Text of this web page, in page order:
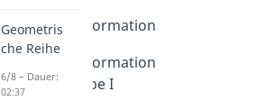
Fourier Transformation
Dauer: 03:58
Fourier Transformation
Übungsaufgabe I
Geometris
che Reihe
6/8 – Dauer:
02:37